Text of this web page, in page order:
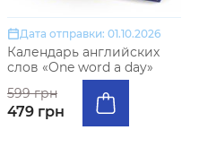
Дата отправки: 01.10.2026
Календарь английских
слов «One word a day»
599 грн
479 грн